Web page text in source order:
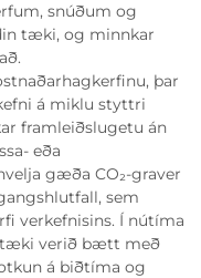
snúðum og
tæki, og minnkar
þar
á miklu styttri
framleiðslugetu án
eða
gæða CO₂-graver
sem
verkefnisins. Í nútíma
verið bætt með
á biðtíma og